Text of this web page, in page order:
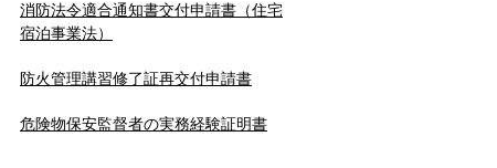
消防法令適合通知書交付申請書（住宅
宿泊事業法）
防火管理講習修了証再交付申請書
危険物保安監督者の実務経験証明書